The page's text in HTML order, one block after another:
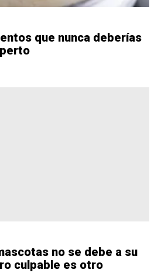
que nunca deberías
no se debe a su
culpable es otro